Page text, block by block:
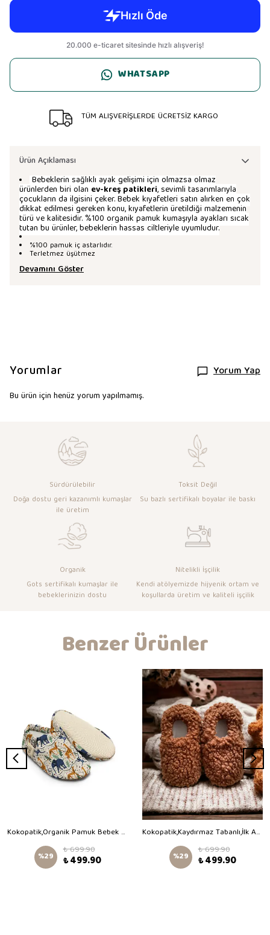
WHATSAPP
TÜM ALIŞVERİŞLERDE ÜCRETSİZ KARGO
Ürün Açıklaması
Bebeklerin sağlıklı ayak gelişimi için olmazsa olmaz
ürünlerden biri olan ev-kreş patikleri, sevimli tasarımlarıyla
çocukların da ilgisini çeker. Bebek kıyafetleri satın alırken en çok
dikkat edilmesi gereken konu, kıyafetlerin üretildiği malzemenin
türü ve kalitesidir. %100 organik pamuk kumaşıyla ayakları sıcak
tutan bu ürünler, bebeklerin hassas ciltleriyle uyumludur.
%100 pamuk iç astarlıdır.
Terletmez üşütmez
Devamını Göster
Yorumlar Yorum Yap
Bu ürün için henüz yorum yapılmamış.
Sürdürülebilir
Doğa dostu geri kazanımlı kumaşlar
ile üretim
Toksit Değil
Su bazlı sertifikalı boyalar ile baskı
Organik
Gots sertifikalı kumaşlar ile
bebeklerinizin dostu
Nitelikli İşçilik
Kendi atölyemizde hijyenik ortam ve
koşullarda üretim ve kaliteli işçilik
Benzer Ürünler
Kokopatik,Organik Pamuk Bebek Patiği,Kaydırmaz Taban,Yenidoğan Patik,Ev Kreş Ayakkabısı,Hareketli Orman Desen Patik
%29 ₺ 699.90
₺ 499.90
Kokopatik,Kaydırmaz Tabanlı,İlk Adım Ev Patiği,Organik Pamuk Astarlı,Terletmez,Üşütmez,Kahve Rengi Teddy Patik
%29 ₺ 699.90
₺ 499.90